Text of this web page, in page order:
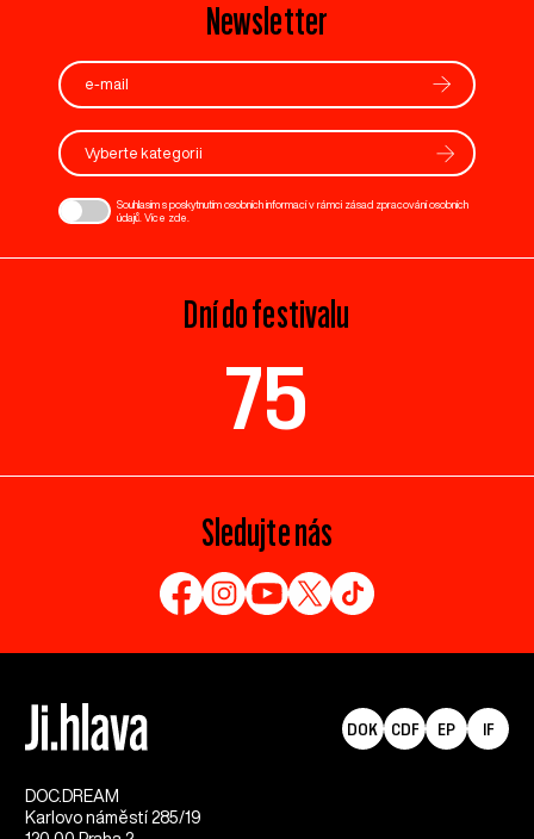
Newsletter
Vyberte kategorii
Souhlasím s poskytnutím osobních informací v rámci zásad zpracování osobních
údajů. Více zde
Dní do festivalu
75
Sledujte nás
DOC.DREAM​
Karlovo náměstí 285/19
DOK CDF EP IF